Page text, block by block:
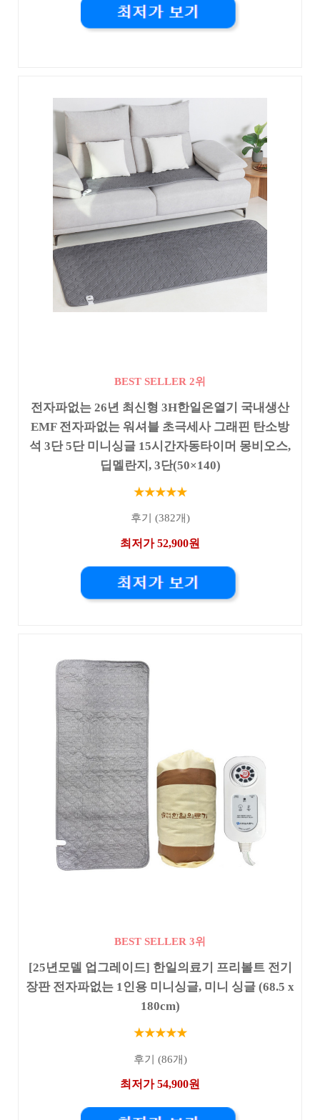
BEST SELLER 2위
전자파없는 26년 최신형 3H한일온열기 국내생산
EMF 전자파없는 워셔블 초극세사 그래핀 탄소방
석 3단 5단 미니싱글 15시간자동타이머 몽비오스,
딥멜란지, 3단(50×140)
★★★★★
후기 (382개)
최저가 52,900원
BEST SELLER 3위
[25년모델 업그레이드] 한일의료기 프리볼트 전기
장판 전자파없는 1인용 미니싱글, 미니 싱글 (68.5 x
180cm)
★★★★★
후기 (86개)
최저가 54,900원